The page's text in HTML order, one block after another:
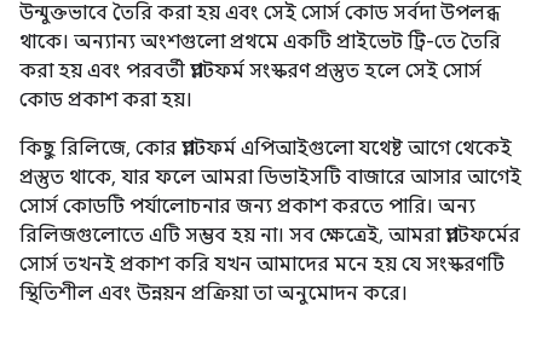
উন্মুক্তভাবে তৈরি করা হয় এবং সেই সোর্স কোড সর্বদা উপলব্ধ
থাকে। অন্যান্য অংশগুলো প্রথমে একটি প্রাইভেট ট্রি-তে তৈরি
করা হয় এবং পরবর্তী প্ল্যাটফর্ম সংস্করণ প্রস্তুত হলে সেই সোর্স
কোড প্রকাশ করা হয়।
কিছু রিলিজে, কোর প্ল্যাটফর্ম এপিআইগুলো যথেষ্ট আগে থেকেই
প্রস্তুত থাকে, যার ফলে আমরা ডিভাইসটি বাজারে আসার আগেই
সোর্স কোডটি পর্যালোচনার জন্য প্রকাশ করতে পারি। অন্য
রিলিজগুলোতে এটি সম্ভব হয় না। সব ক্ষেত্রেই, আমরা প্ল্যাটফর্মের
সোর্স তখনই প্রকাশ করি যখন আমাদের মনে হয় যে সংস্করণটি
স্থিতিশীল এবং উন্নয়ন প্রক্রিয়া তা অনুমোদন করে।